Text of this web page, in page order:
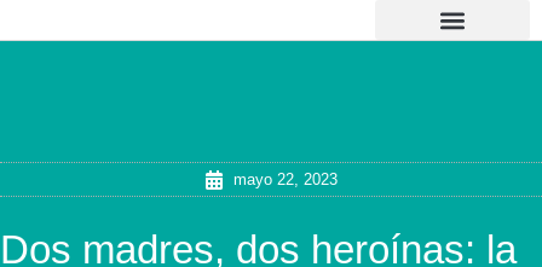
al
mayo 22, 2023
Dos madres, dos heroínas: la